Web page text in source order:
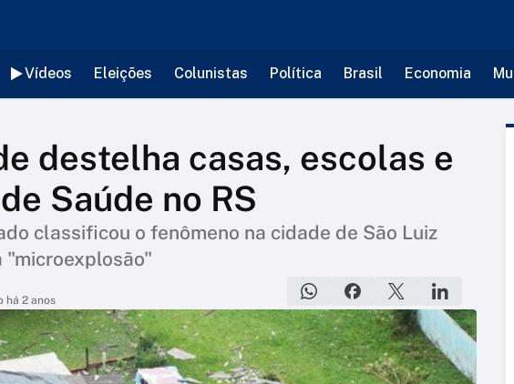
Vídeos Eleições Colunistas Política Brasil Economia
destelha casas, escolas e
Saúde no RS
classificou o fenômeno na cidade de São Luiz
"microexplosão"
há 2 anos